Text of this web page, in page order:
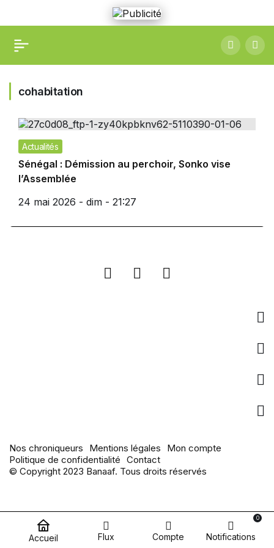
cohabitation
Actualités
Sénégal : Démission au perchoir, Sonko vise
l’Assemblée
24 mai 2026 - dim - 21:27
Nos chroniqueurs Mentions légales
Mon compte
Politique de confidentialité Contact
© Copyright 2023 Banaaf. Tous droits réservés
Accueil Flux Compte Notifications
0